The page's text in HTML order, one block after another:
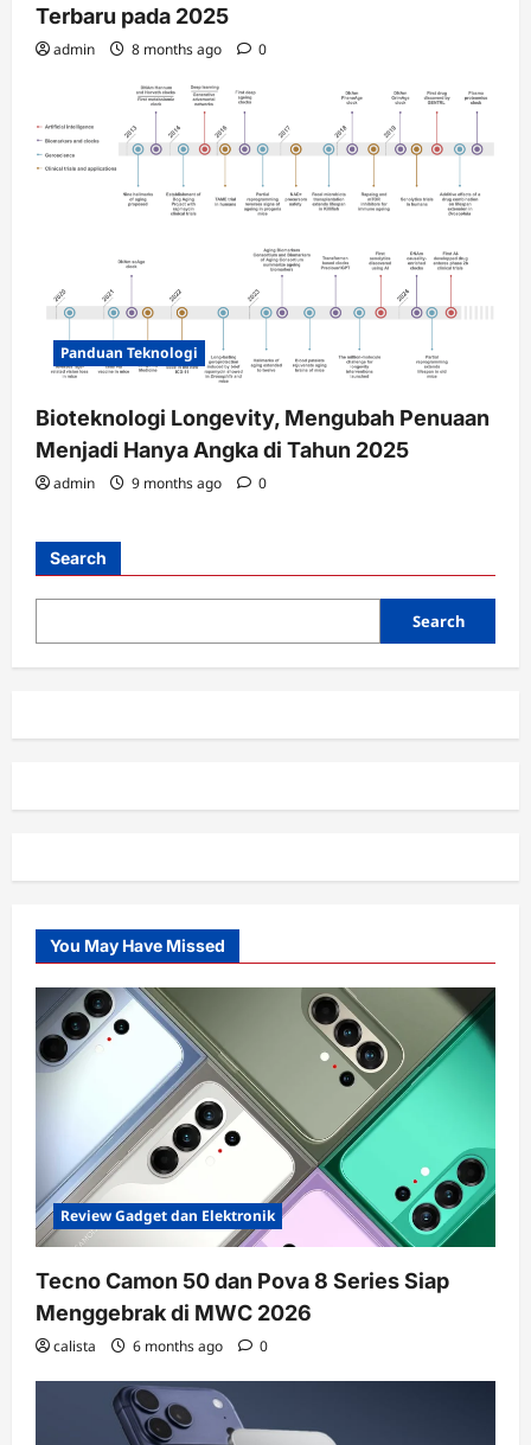
Terbaru pada 2025
admin 8 months ago 0
Panduan Teknologi
Bioteknologi Longevity, Mengubah Penuaan
Menjadi Hanya Angka di Tahun 2025
admin 9 months ago 0
Search
Search
You May Have Missed
Review Gadget dan Elektronik
Tecno Camon 50 dan Pova 8 Series Siap
Menggebrak di MWC 2026
calista 6 months ago 0